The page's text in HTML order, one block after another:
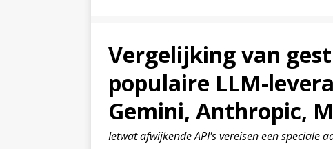
Vergelijking van
populaire LLM-
Gemini, Anthropic,
Ietwat afwijkende API's vereisen een speciale